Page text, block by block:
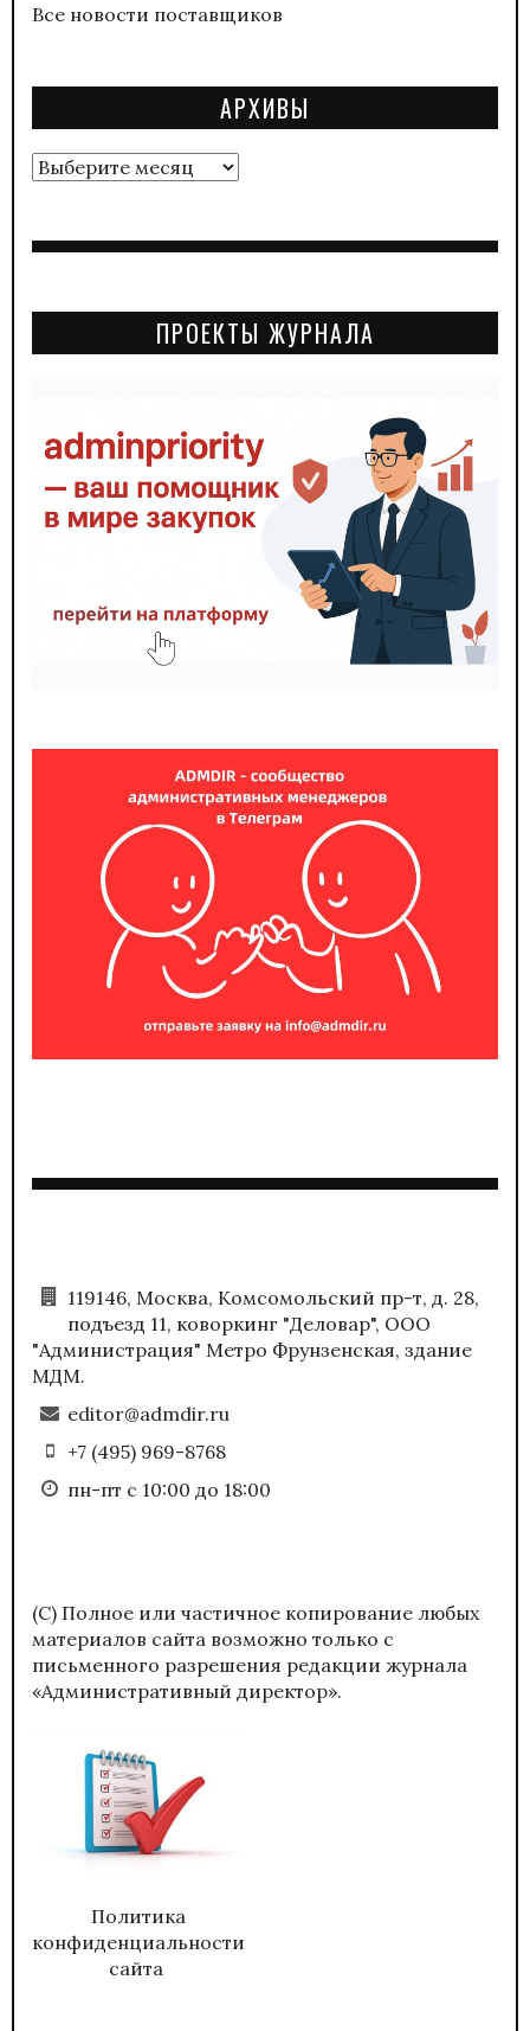
Все новости поставщиков
АРХИВЫ
Архивы
ПРОЕКТЫ ЖУРНАЛА
119146, Москва, Комсомольский пр-т, д. 28,
подъезд 11, коворкинг "Деловар", ООО
"Администрация" Метро Фрунзенская, здание
МДМ.
editor@admdir.ru
+7 (495) 969-8768
пн-пт с 10:00 до 18:00
(С) Полное или частичное копирование любых
материалов сайта возможно только с
письменного разрешения редакции журнала
«Административный директор».
Политика
конфиденциальности
сайта